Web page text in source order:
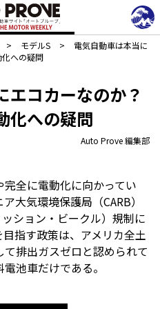
> モデルS >
電気自動車は本当に
への疑問
エコカーなのか？
化への疑問
Auto Prove 編集部
全に電動化に向かってい
大気環境保護局（CARB）
ション・ビークル）規制に
指す政策は、アメリカ全土
排出ガスゼロと認められて
池車だけである。